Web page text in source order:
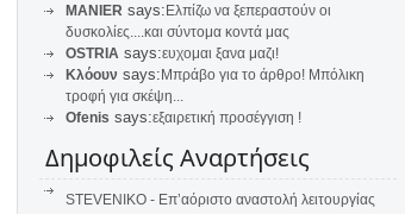
MANIER says: Ελπίζω να ξεπεραστούν οι
δυσκολίες....και σύντομα κοντά μας
OSTRIA says:ευχομαι ξανα μαζι!
Κλόουν says: Μπράβο για το άρθρο! Μπόλικη
τροφή για σκέψη...
Ofenis says:εξαιρετική προσέγγιση !
Δημοφιλείς Αναρτήσεις
STEVENIKO - Επ’αόριστο αναστολή λειτουργίας